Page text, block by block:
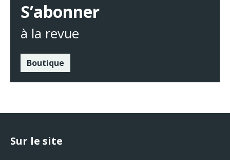
S’abonner
à la revue
Boutique
Sur le site